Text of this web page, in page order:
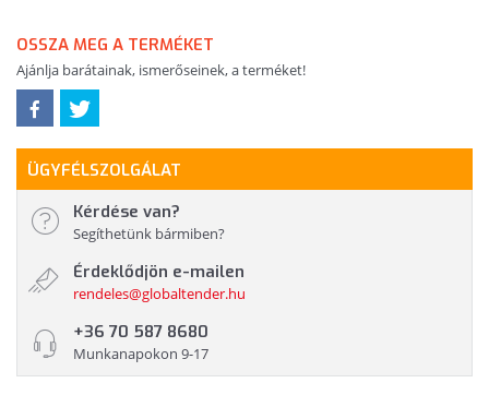
OSSZA MEG A TERMÉKET
Ajánlja barátainak, ismerőseinek, a terméket!
ÜGYFÉLSZOLGÁLAT
Kérdése van?
Segíthetünk bármiben?
Érdeklődjön e-mailen
rendeles@globaltender.hu
+36 70 587 8680
Munkanapokon 9-17